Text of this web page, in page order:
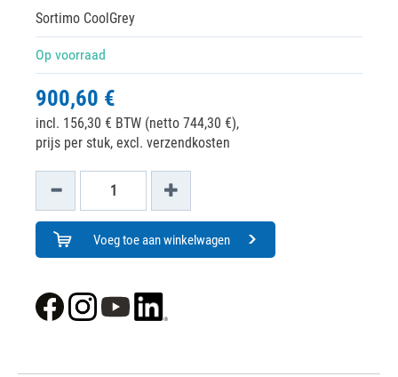
Sortimo CoolGrey
Op voorraad
900,60 €
incl. 156,30 € BTW (netto 744,30 €),
prijs per stuk, excl. verzendkosten
Voeg toe aan winkelwagen